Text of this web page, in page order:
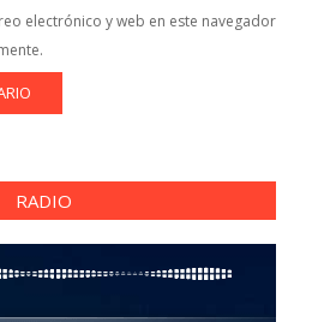
electrónico y web en este navegador
RADIO